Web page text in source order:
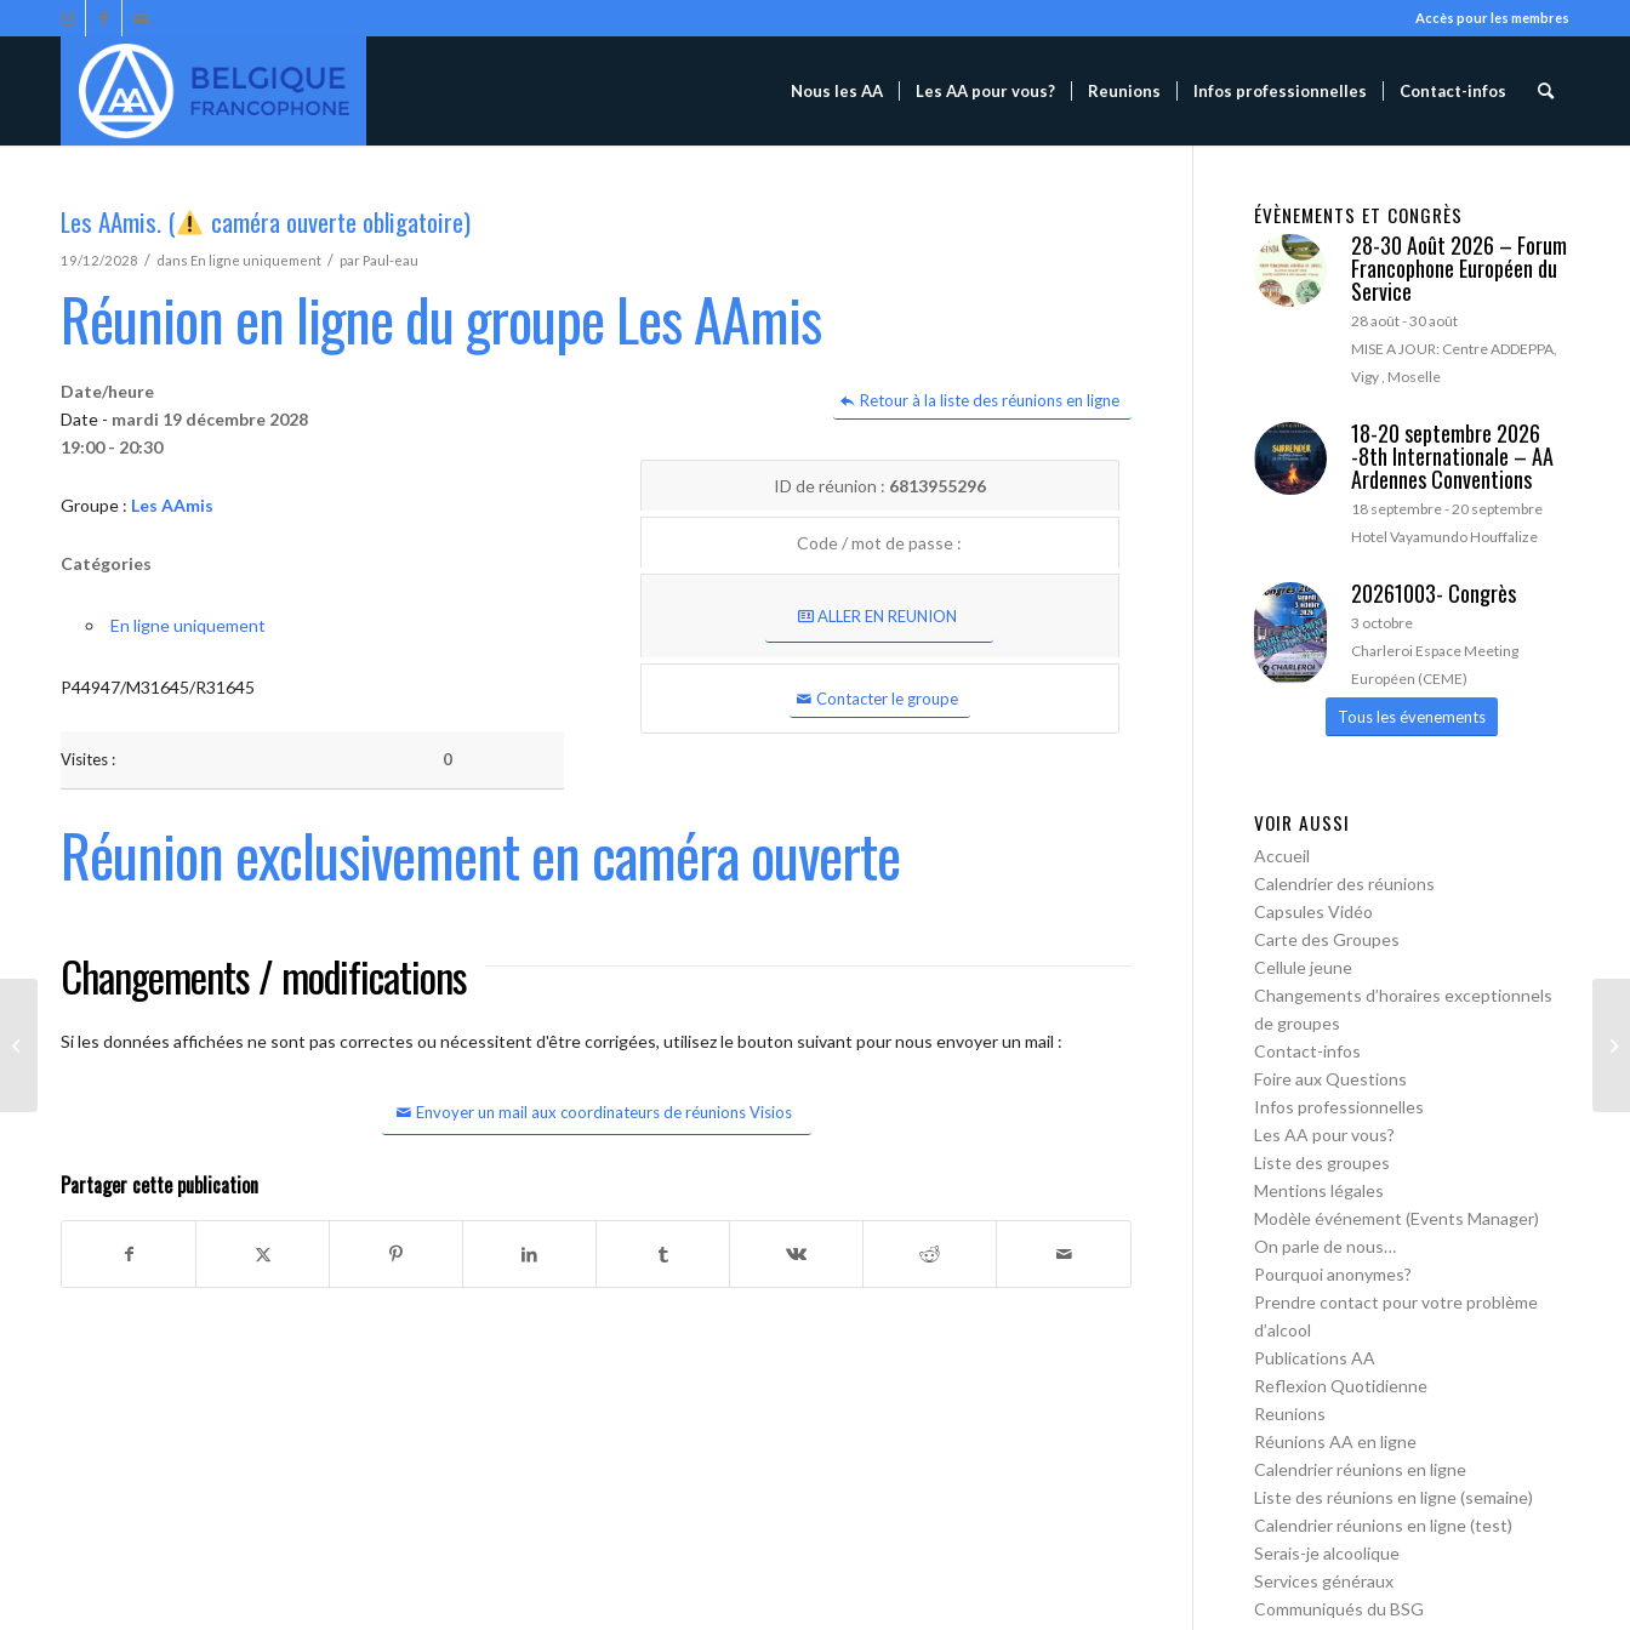
Accès pour les membres
Nous les AA Les AA pour vous? Reunions Infos professionnelles Contact-infos
Les AAmis. ( caméra ouverte obligatoire)
19/12/2028 / dans En ligne uniquement / par Paul-eau
Réunion en ligne du groupe Les AAmis
Retour à la liste des réunions en ligne
Date/heure
Date - mardi 19 décembre 2028
19:00 - 20:30
Groupe : Les AAmis
Catégories
En ligne uniquement
P44947/M31645/R31645
Visites : 0
ID de réunion : 6813955296
Code / mot de passe :
ALLER EN REUNION
Contacter le groupe
Réunion exclusivement en caméra ouverte
Changements / modifications
Si les données affichées ne sont pas correctes ou nécessitent d'être corrigées, utilisez le bouton suivant pour nous envoyer un mail :
Envoyer un mail aux coordinateurs de réunions Visios
Partager cette publication
ÉVÈNEMENTS ET CONGRÈS
28-30 Août 2026 – Forum
Francophone Européen du
Service
28 août-30 août
MISE A JOUR: Centre ADDEPPA,
Vigy , Moselle
18-20 septembre 2026
-8th Internationale – AA
Ardennes Conventions
18 septembre-20 septembre
Hotel Vayamundo Houffalize
20261003- Congrès
3 octobre
Charleroi Espace Meeting
Européen (CEME)
Tous les évenements
VOIR AUSSI
Accueil
Calendrier des réunions
Capsules Vidéo
Carte des Groupes
Cellule jeune
Changements d’horaires exceptionnels
de groupes
Contact-infos
Foire aux Questions
Infos professionnelles
Les AA pour vous?
Liste des groupes
Mentions légales
Modèle événement (Events Manager)
On parle de nous…
Pourquoi anonymes?
Prendre contact pour votre problème
d’alcool
Publications AA
Reflexion Quotidienne
Reunions
Réunions AA en ligne
Calendrier réunions en ligne
Liste des réunions en ligne (semaine)
Calendrier réunions en ligne (test)
Serais-je alcoolique
Services généraux
Communiqués du BSG
Les AAmis. (
caméra ouverte